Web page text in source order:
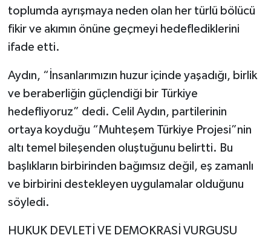
toplumda ayrışmaya neden olan her türlü bölücü
fikir ve akımın önüne geçmeyi hedeflediklerini
ifade etti.
Aydın, “İnsanlarımızın huzur içinde yaşadığı, birlik
ve beraberliğin güçlendiği bir Türkiye
hedefliyoruz” dedi. Celil Aydın, partilerinin
ortaya koyduğu “Muhteşem Türkiye Projesi”nin
altı temel bileşenden oluştuğunu belirtti. Bu
başlıkların birbirinden bağımsız değil, eş zamanlı
ve birbirini destekleyen uygulamalar olduğunu
söyledi.
HUKUK DEVLETİ VE DEMOKRASİ VURGUSU